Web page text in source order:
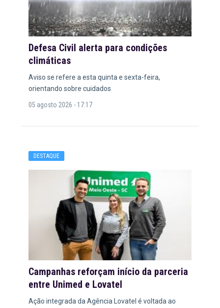
Defesa Civil alerta para condições
climáticas
Aviso se refere a esta quinta e sexta-feira,
orientando sobre cuidados
05 agosto 2026 - 17:17
DESTAQUE
Campanhas reforçam início da parceria
entre Unimed e Lovatel
Ação integrada da Agência Lovatel é voltada ao